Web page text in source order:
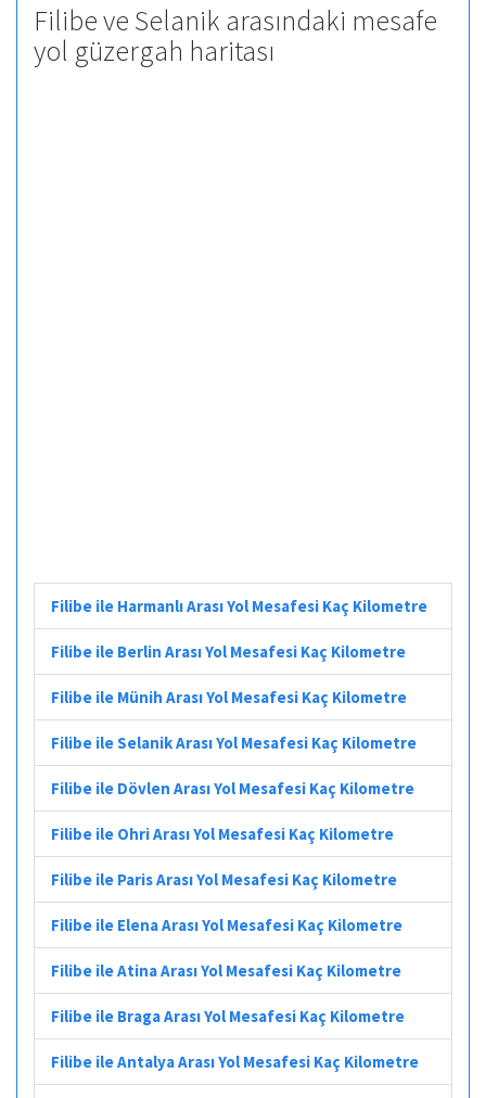
Filibe ve Selanik arasındaki mesafe
yol güzergah haritası
Filibe ile Harmanlı Arası Yol Mesafesi Kaç Kilometre
Filibe ile Berlin Arası Yol Mesafesi Kaç Kilometre
Filibe ile Münih Arası Yol Mesafesi Kaç Kilometre
Filibe ile Selanik Arası Yol Mesafesi Kaç Kilometre
Filibe ile Dövlen Arası Yol Mesafesi Kaç Kilometre
Filibe ile Ohri Arası Yol Mesafesi Kaç Kilometre
Filibe ile Paris Arası Yol Mesafesi Kaç Kilometre
Filibe ile Elena Arası Yol Mesafesi Kaç Kilometre
Filibe ile Atina Arası Yol Mesafesi Kaç Kilometre
Filibe ile Braga Arası Yol Mesafesi Kaç Kilometre
Filibe ile Antalya Arası Yol Mesafesi Kaç Kilometre